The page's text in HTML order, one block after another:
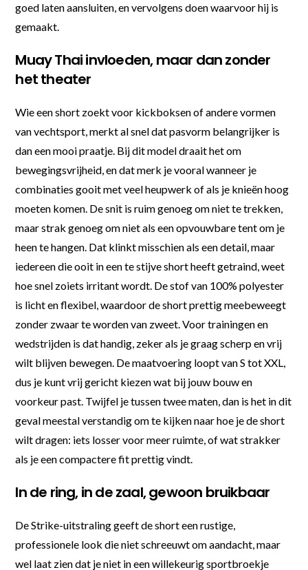
goed laten aansluiten, en vervolgens doen waarvoor hij is
gemaakt.
Muay Thai invloeden, maar dan zonder
het theater
Wie een short zoekt voor kickboksen of andere vormen
van vechtsport, merkt al snel dat pasvorm belangrijker is
dan een mooi praatje. Bij dit model draait het om
bewegingsvrijheid, en dat merk je vooral wanneer je
combinaties gooit met veel heupwerk of als je knieën hoog
moeten komen. De snit is ruim genoeg om niet te trekken,
maar strak genoeg om niet als een opvouwbare tent om je
heen te hangen. Dat klinkt misschien als een detail, maar
iedereen die ooit in een te stijve short heeft getraind, weet
hoe snel zoiets irritant wordt. De stof van 100% polyester
is licht en flexibel, waardoor de short prettig meebeweegt
zonder zwaar te worden van zweet. Voor trainingen en
wedstrijden is dat handig, zeker als je graag scherp en vrij
wilt blijven bewegen. De maatvoering loopt van S tot XXL,
dus je kunt vrij gericht kiezen wat bij jouw bouw en
voorkeur past. Twijfel je tussen twee maten, dan is het in dit
geval meestal verstandig om te kijken naar hoe je de short
wilt dragen: iets losser voor meer ruimte, of wat strakker
als je een compactere fit prettig vindt.
In de ring, in de zaal, gewoon bruikbaar
De Strike-uitstraling geeft de short een rustige,
professionele look die niet schreeuwt om aandacht, maar
wel laat zien dat je niet in een willekeurig sportbroekje